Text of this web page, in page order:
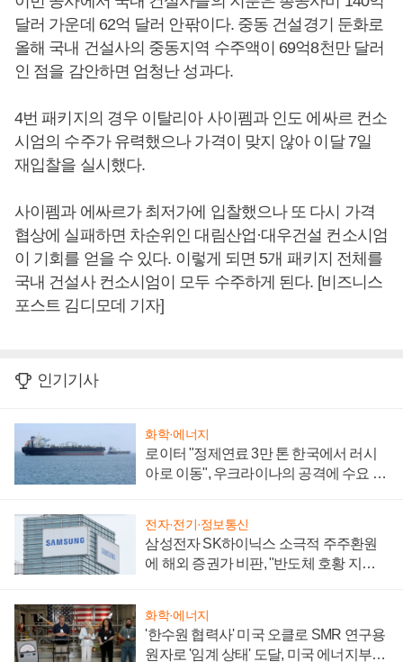
달러 가운데 62억 달러 안팎이다. 중동 건설경기 둔화로
올해 국내 건설사의 중동지역 수주액이 69억8천만 달러
인 점을 감안하면 엄청난 성과다.
4번 패키지의 경우 이탈리아 사이펨과 인도 에싸르 컨소
시엄의 수주가 유력했으나 가격이 맞지 않아 이달 7일
재입찰을 실시했다.
사이펨과 에싸르가 최저가에 입찰했으나 또 다시 가격
협상에 실패하면 차순위인 대림산업·대우건설 컨소시엄
이 기회를 얻을 수 있다. 이렇게 되면 5개 패키지 전체를
국내 건설사 컨소시엄이 모두 수주하게 된다. [비즈니스
포스트 김디모데 기자]
인기기사
화학·에너지
로이터 "정제연료 3만 톤 한국에서 러시
아로 이동", 우크라이나의 공격에 수요 늘
전자·전기·정보통신
삼성전자 SK하이닉스 소극적 주주환원
에 해외 증권가 비판, "반도체 호황 지속
화학·에너지
'한수원 협력사' 미국 오클로 SMR 연구용
원자로 '임계 상태' 도달, 미국 에너지부